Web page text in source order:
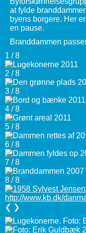
at fylde
byens borgere. Her
en pause.
Branddammen
1 / 8
2 / 8
3 / 8
4 / 8
5 / 8
6 / 8
7 / 8
8 / 8
❮ ❯